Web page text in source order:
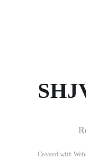
Created with